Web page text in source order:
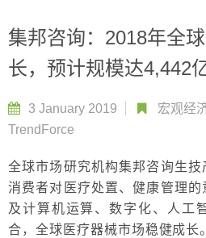
集邦咨询：2018年全
长，预计规模达4,442
3 January 2019 宏观经
TrendForce
全球市场研究机构集邦咨询生
消费者对医疗处置、健康管理
及计算机运算、数字化、人工
合，全球医疗器械市场稳健成